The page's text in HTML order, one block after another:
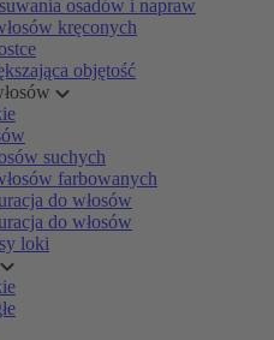
osadów i napraw
kręconych
objętość
suchych
farbowanych
do włosów
do włosów
loki